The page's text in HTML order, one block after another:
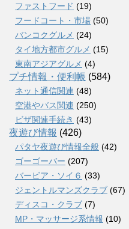
ファストフード (19)
フードコート・市場 (50)
バンコクグルメ (24)
タイ地方都市グルメ (15)
東南アジアグルメ (4)
プチ情報・便利帳 (584)
ネット通信関連 (48)
空港やバス関連 (250)
ビザ関連手続き (43)
夜遊び情報 (426)
パタヤ夜遊び情報全般 (42)
ゴーゴーバー (207)
バービア・ソイ６ (33)
ジェントルマンズクラブ (67)
ディスコ・クラブ (7)
MP・マッサージ系情報 (10)